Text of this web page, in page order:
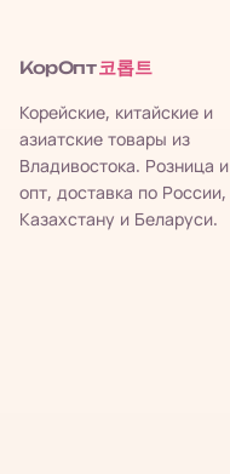
КорОпт 코롭트
Корейские, китайские и
азиатские товары из
Владивостока. Розница и
опт, доставка по России,
Казахстану и Беларуси.